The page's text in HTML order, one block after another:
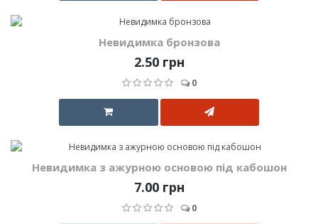
Невидимка бронзова
2.50 грн
0
Невидимка з ажурною основою під кабошон
7.00 грн
0